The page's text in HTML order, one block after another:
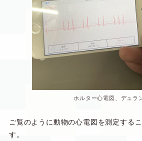
ホルター心電図、デュラ
ご覧のように動物の心電図を測定する
す。